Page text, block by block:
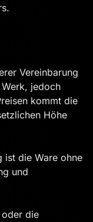
Vereinbarung
jedoch
kommt die
Höhe
ist die Ware ohne
und
oder die